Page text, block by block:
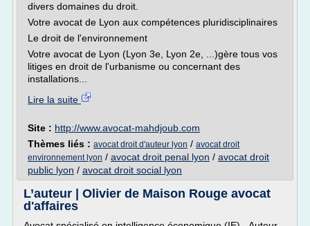
divers domaines du droit.
Votre avocat de Lyon aux compétences pluridisciplinaires
Le droit de l'environnement
Votre avocat de Lyon (Lyon 3e, Lyon 2e, ...)gère tous vos
litiges en droit de l'urbanisme ou concernant des
installations...
Lire la suite
Site : http://www.avocat-mahdjoub.com
Thèmes liés : avocat droit d'auteur lyon / avocat droit
environnement lyon / avocat droit penal lyon / avocat droit
public lyon / avocat droit social lyon
L’auteur | Olivier de Maison Rouge avocat
d'affaires